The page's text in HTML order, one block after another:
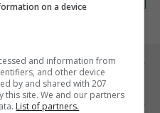
on a device
and information from
and other device
by and shared with 207
this site. We and our partners
List of partners.